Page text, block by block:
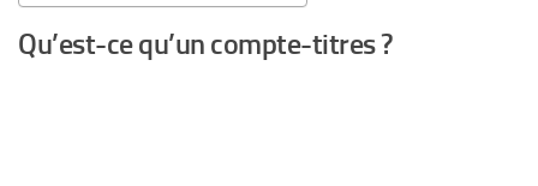
Qu’est-ce qu’un compte-titres ?